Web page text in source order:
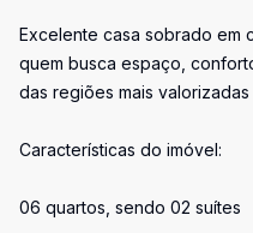
Excelente casa sobrado em
quem busca espaço,
das regiões mais
Características do imóvel:
06 quartos, sendo 02 suítes